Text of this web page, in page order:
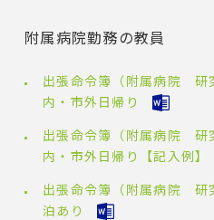
附属病院勤務の教員
出張命令簿（附属病院 研
内・市外日帰り
出張命令簿（附属病院 研
内・市外日帰り【記入例】
出張命令簿（附属病院 研
泊あり